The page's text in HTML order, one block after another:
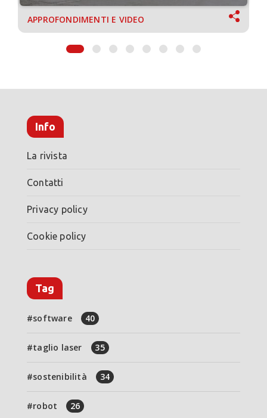
APPROFONDIMENTI E VIDEO
Info
La rivista
Contatti
Privacy policy
Cookie policy
Tag
software 40
taglio laser 35
sostenibilità 34
robot 26